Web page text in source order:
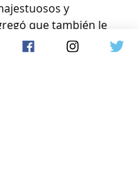
y
que también le
de noche.